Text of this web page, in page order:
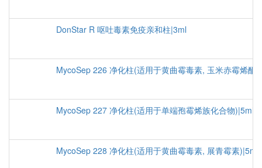
DonStar R 呕吐毒素免疫亲和柱|3ml
MycoSep 226 净化柱(适用于黄曲霉毒素, 玉米赤霉烯酮
MycoSep 227 净化柱(适用于单端孢霉烯族化合物)|5ml
MycoSep 228 净化柱(适用于黄曲霉毒素, 展青霉素)|5ml